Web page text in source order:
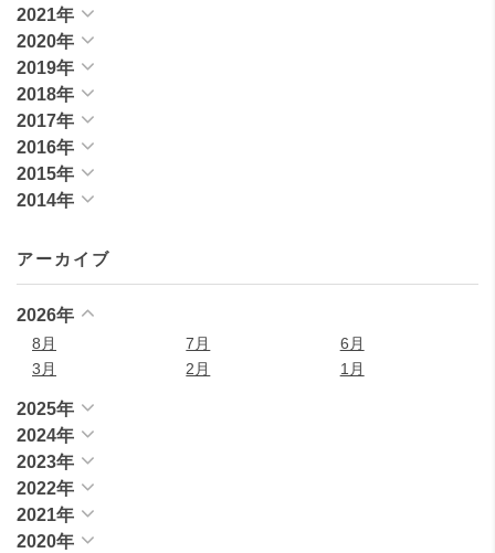
2021年
2020年
2019年
2018年
2017年
2016年
2015年
2014年
アーカイブ
2026年
8月 7月
6月
3月
2月 1月
2025年
2024年
2023年
2022年
2021年
2020年